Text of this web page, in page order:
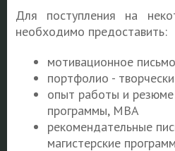
Для поступления на
необходимо предоставить:
мотивационное письмо
портфолио -
опыт работы и резюме
программы, MBA
рекомендательные
магистерские